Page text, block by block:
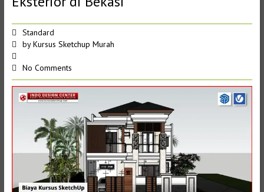
Standard
byKursus Sketchup Murah
No Comments